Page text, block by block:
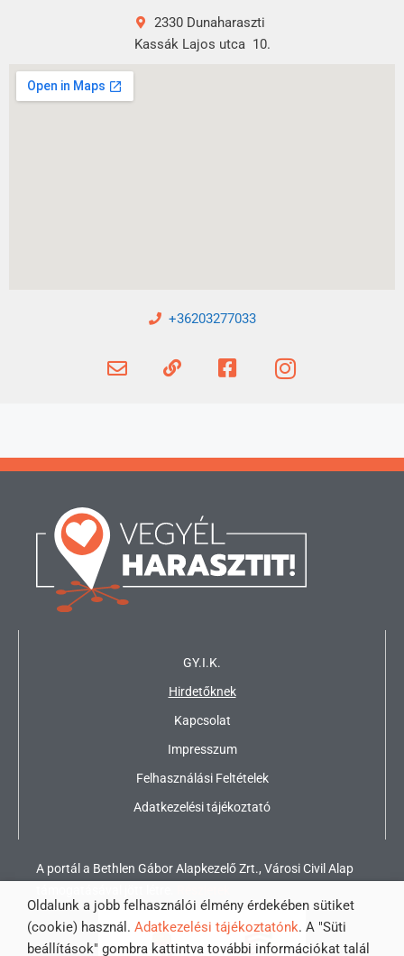
2330 Dunaharaszti
Kassák Lajos utca 10.
+36203277033
GY.I.K.
Hirdetőknek
Kapcsolat
Impresszum
Felhasználási Feltételek
Adatkezelési tájékoztató
A portál a Bethlen Gábor Alapkezelő Zrt., Városi Civil Alap
Oldalunk a jobb felhasználói élmény érdekében sütiket
(cookie) használ. Adatkezelési tájékoztatónk. A "Süti
beállítások" gombra kattintva további információkat talál